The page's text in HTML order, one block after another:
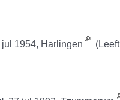
jul 1954, Harlingen